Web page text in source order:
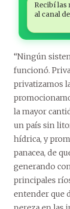
Recibí las
al canal
“Ningún
funcionó.
privatizamos
la mayor
un país sin
hídrica, y
panacea, de
generando
principales
entender que